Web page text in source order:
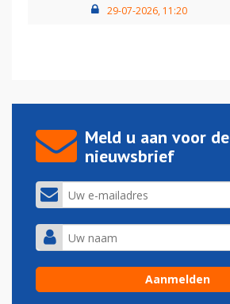
29-07-2026, 11:20
Meld u aan voor de
nieuwsbrief